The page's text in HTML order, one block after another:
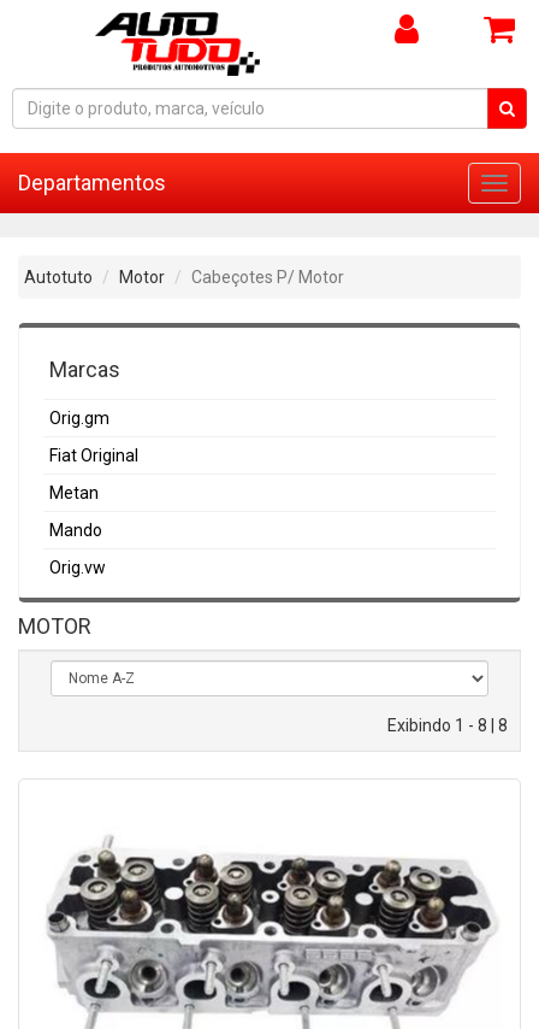
Departamentos
Autotuto Motor Cabeçotes P/ Motor
Marcas
Orig.gm
Fiat Original
Metan
Mando
Orig.vw
MOTOR
Exibindo 1 - 8 | 8